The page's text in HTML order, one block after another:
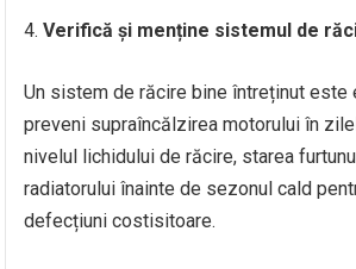
Verifică și menține sistemul de
Un sistem de răcire bine întreținut este
preveni supraîncălzirea motorului în
nivelul lichidului de răcire, starea
radiatorului înainte de sezonul cald
defecțiuni costisitoare.